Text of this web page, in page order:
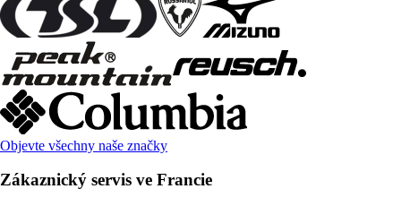
Objevte všechny naše značky
Zákaznický servis ve Francie